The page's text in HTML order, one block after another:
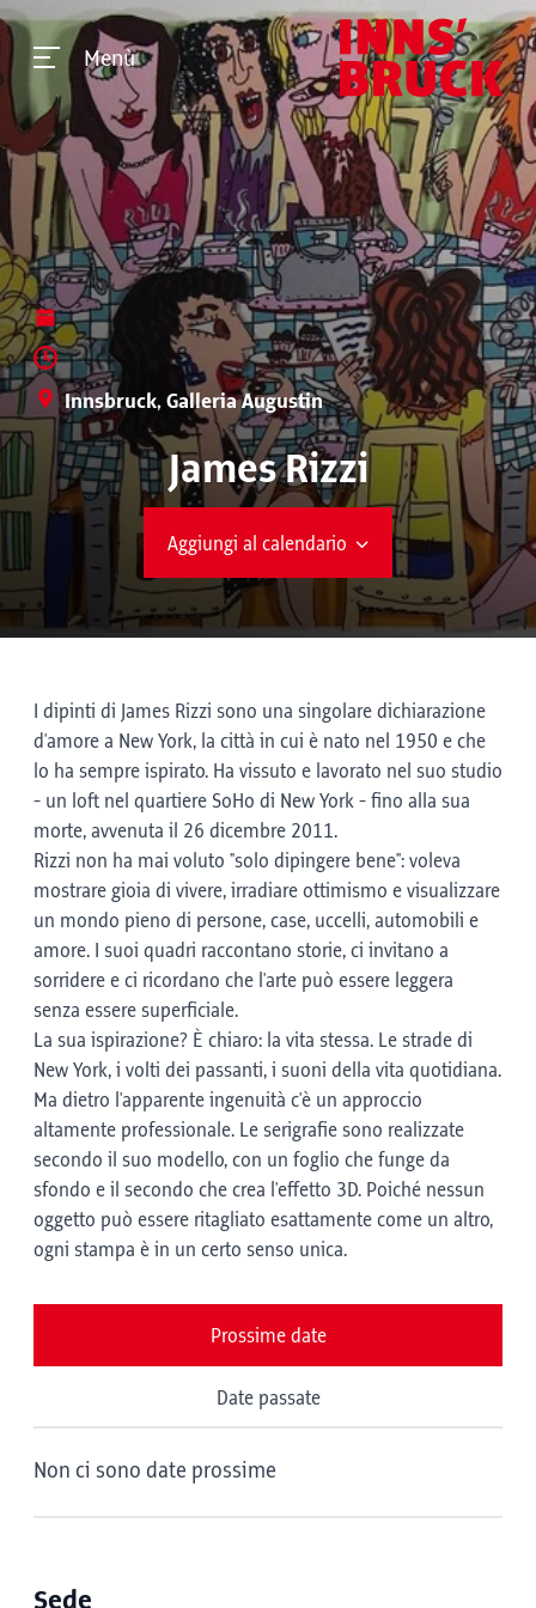
Menù
Innsbruck, Galleria Augustin
James Rizzi
Aggiungi al calendario
I dipinti di James Rizzi sono una singolare dichiarazione
d'amore a New York, la città in cui è nato nel 1950 e che
lo ha sempre ispirato. Ha vissuto e lavorato nel suo studio
- un loft nel quartiere SoHo di New York - fino alla sua
morte, avvenuta il 26 dicembre 2011.
Rizzi non ha mai voluto "solo dipingere bene": voleva
mostrare gioia di vivere, irradiare ottimismo e visualizzare
un mondo pieno di persone, case, uccelli, automobili e
amore. I suoi quadri raccontano storie, ci invitano a
sorridere e ci ricordano che l'arte può essere leggera
senza essere superficiale.
La sua ispirazione? È chiaro: la vita stessa. Le strade di
New York, i volti dei passanti, i suoni della vita quotidiana.
Ma dietro l'apparente ingenuità c'è un approccio
altamente professionale. Le serigrafie sono realizzate
secondo il suo modello, con un foglio che funge da
sfondo e il secondo che crea l'effetto 3D. Poiché nessun
oggetto può essere ritagliato esattamente come un altro,
ogni stampa è in un certo senso unica.
Prossime date
Date passate
Non ci sono date prossime
Sede